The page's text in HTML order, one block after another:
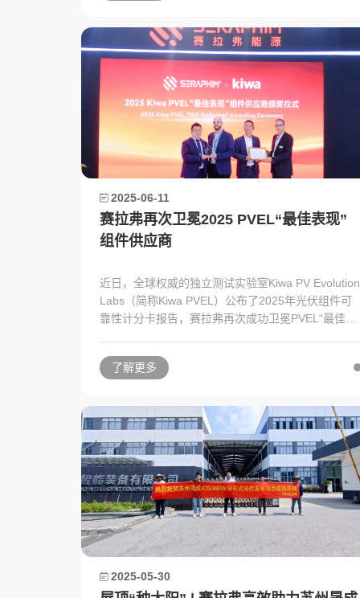
2025-06-11
赛拉弗再次卫冕2025 PVEL“最佳表现”
组件供应商
近日，全球权威的独立测试实验室Kiwa PV Evolution
Labs（简称Kiwa PVEL）公布了2025年光伏组件可
靠性计分卡报告，赛拉弗再次成功卫冕PVEL“最佳表
荣。
了解更多
2025-05-30